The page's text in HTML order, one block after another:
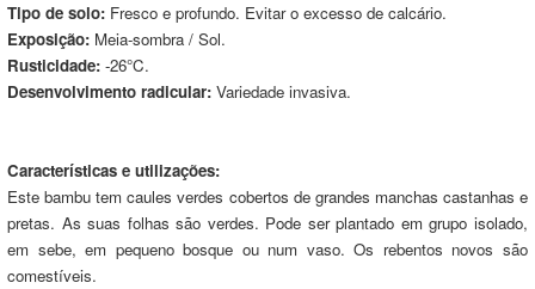
Tipo de solo: Fresco e profundo. Evitar o excesso de calcário.
Exposição: Meia-sombra / Sol.
Rusticidade: -26°C.
Desenvolvimento radicular: Variedade invasiva.
Características e utilizações:
Este bambu tem caules verdes cobertos de grandes manchas castanhas e
pretas. As suas folhas são verdes. Pode ser plantado em grupo isolado,
em sebe, em pequeno bosque ou num vaso. Os rebentos novos são
comestíveis.